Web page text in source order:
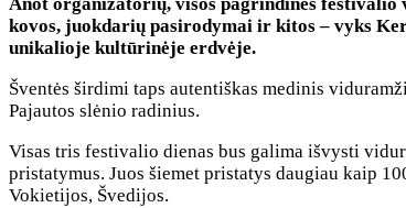
kovos, juokdarių pasirodymai ir kitos – vyks
unikalioje kultūrinėje erdvėje.
Šventės širdimi taps autentiškas medinis
Pajautos slėnio radinius.
Visas tris festivalio dienas bus galima išvysti
pristatymus. Juos šiemet pristatys daugiau kaip
Vokietijos, Švedijos.